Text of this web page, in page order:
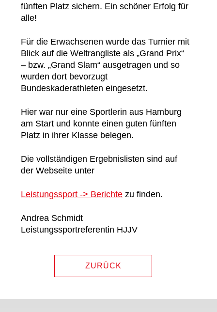
fünften Platz sichern. Ein schöner Erfolg für
alle!
Für die Erwachsenen wurde das Turnier mit
Blick auf die Weltrangliste als „Grand Prix“
– bzw. „Grand Slam“ ausgetragen und so
wurden dort bevorzugt
Bundeskaderathleten eingesetzt.
Hier war nur eine Sportlerin aus Hamburg
am Start und konnte einen guten fünften
Platz in ihrer Klasse belegen.
Die vollständigen Ergebnislisten sind auf
der Webseite unter
Leistungssport -> Berichte zu finden.
Andrea Schmidt
Leistungssportreferentin HJJV
ZURÜCK